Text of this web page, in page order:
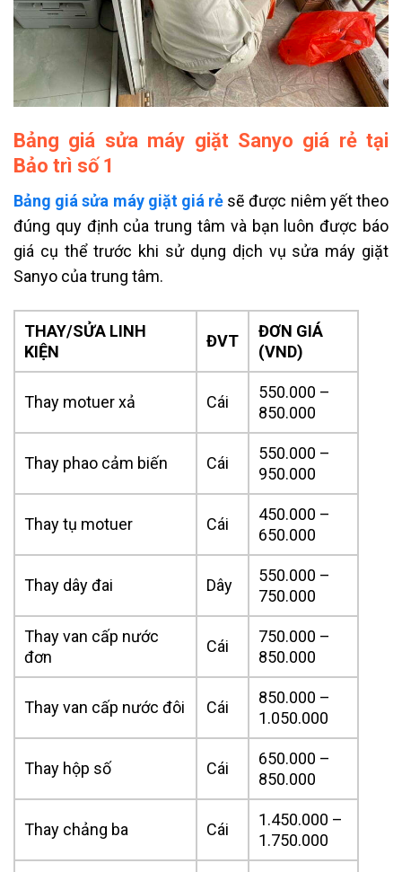
Bảng giá sửa máy giặt Sanyo giá rẻ tại
Bảo trì số 1
Bảng giá sửa máy giặt giá rẻ sẽ được niêm yết theo
đúng quy định của trung tâm và bạn luôn được báo
giá cụ thể trước khi sử dụng dịch vụ sửa máy giặt
Sanyo của trung tâm.
THAY/SỬA LINH
KIỆN
ĐVT
ĐƠN GIÁ
(VND)
Thay motuer xả Cái
550.000 –
850.000
Thay phao cảm biến Cái
550.000 –
950.000
Thay tụ motuer Cái
450.000 –
650.000
Thay dây đai Dây
550.000 –
750.000
Thay van cấp nước
đơn
Cái
750.000 –
850.000
Thay van cấp nước đôi Cái
850.000 –
1.050.000
Thay hộp số Cái
650.000 –
850.000
Thay chảng ba Cái
1.450.000 –
1.750.000